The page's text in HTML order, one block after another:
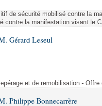
de sécurité mobilisé contre la
contre la manifestation visant le
Gérard Leseul
et de remobilisation -
Philippe Bonnecarrère